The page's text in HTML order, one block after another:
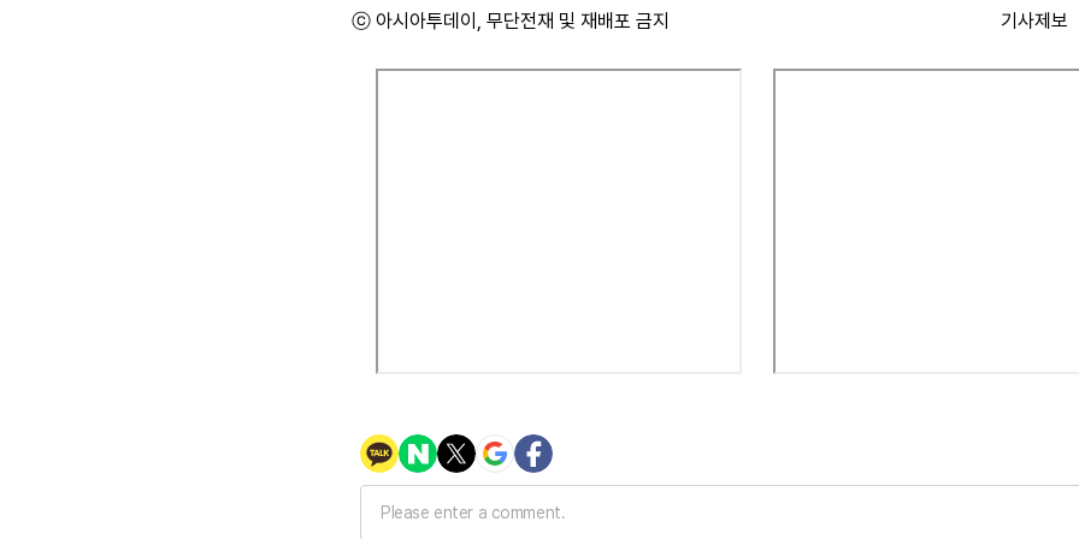
ⓒ 아시아투데이, 무단전재 및 재배포 금지 기사제보